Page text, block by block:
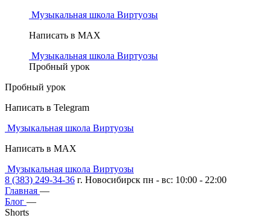
Музыкальная школа Виртуозы
Написать в MAX
Музыкальная школа Виртуозы
Пробный урок
Пробный урок
Написать в Telegram
Музыкальная школа Виртуозы
Написать в MAX
Музыкальная школа Виртуозы
8 (383) 249-34-36 г. Новосибирск пн - вс: 10:00 - 22:00
Главная —
Блог —
Shorts